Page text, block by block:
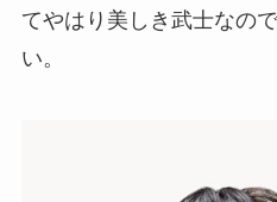
てやはり美しき武士なの
い。